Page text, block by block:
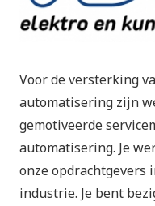
Voor de versterking
automatisering zijn
gemotiveerde
automatisering. Je
onze opdrachtgevers
industrie. Je bent